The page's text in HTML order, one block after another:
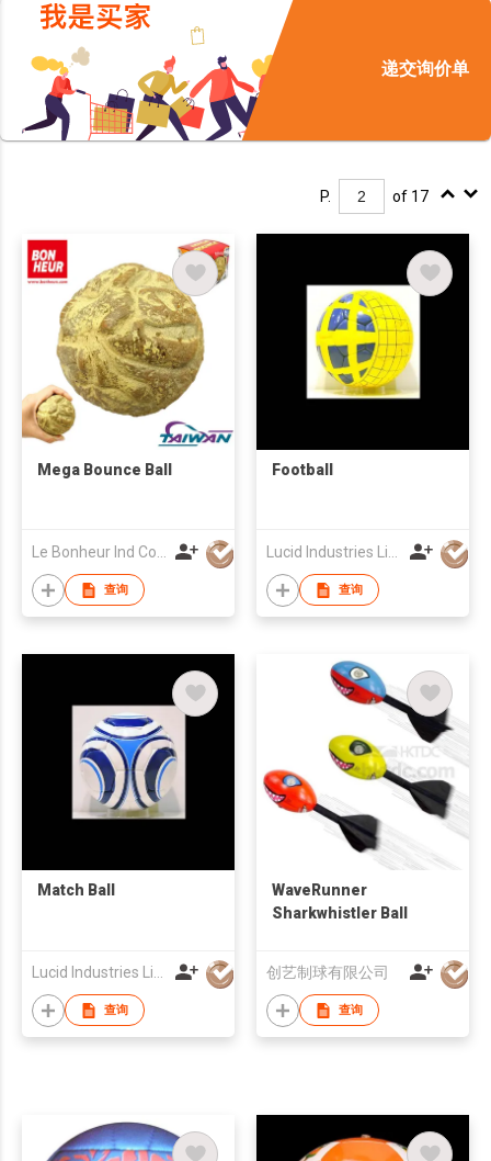
递交询价单
P. of 17
Mega Bounce Ball
查询
Football
查询
Match Ball
Lucid Industries Limited
查询
WaveRunner
Sharkwhistler Ball
创艺制球有限公司
查询